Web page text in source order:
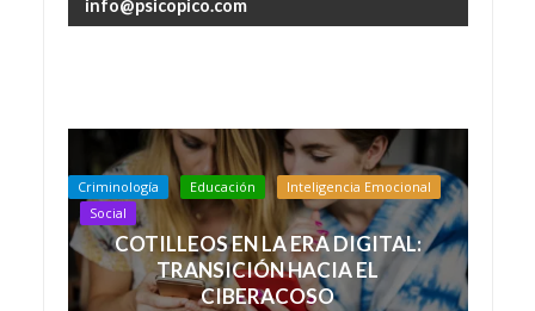
info@psicopico.com
Criminología Educación
Inteligencia Emocional
Social
COTILLEOS EN LA ERA DIGITAL:
TRANSICIÓN HACIA EL
CIBERACOSO